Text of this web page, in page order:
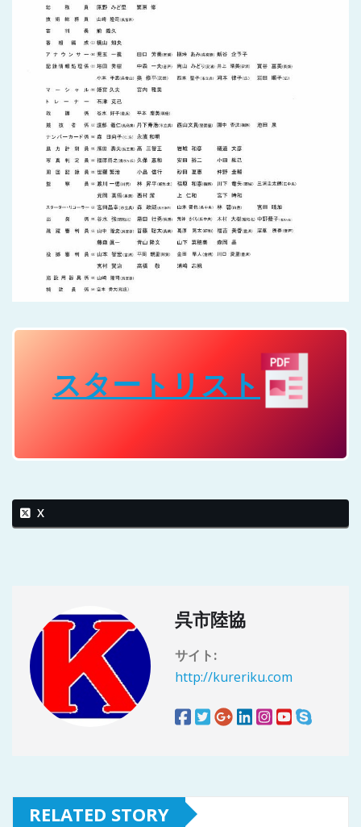
スタートリスト
X
呉市陸協
サイト:
http://kureriku.com
RELATED STORY